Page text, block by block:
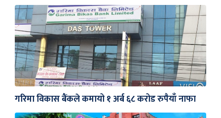
गरिमा विकास बैंकले कमायो १ अर्ब ६८ करोड रुपैयाँ नाफा